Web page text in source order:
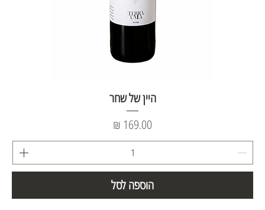
היין של שחר
מחיר
הוספה לסל